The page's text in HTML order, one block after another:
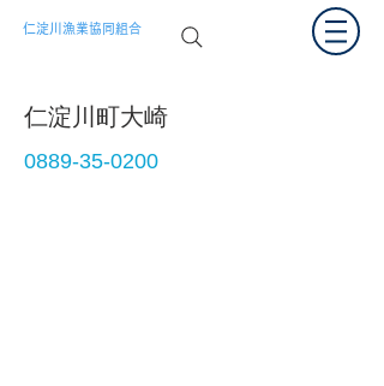
仁淀川漁業協同組合
仁淀川町大崎
0889-35-0200